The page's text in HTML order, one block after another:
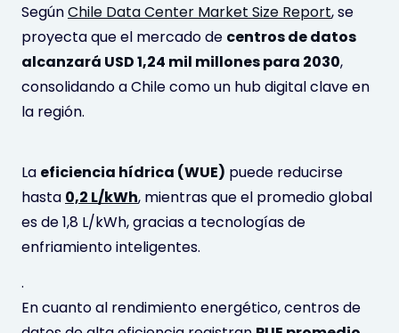
SegúnChile Data Center Market Size Report, se
proyecta que el mercado de centros de datos
alcanzará USD 1,24 mil millones para 2030,
consolidando a Chile como un hub digital clave en
la región.
La eficiencia hídrica (WUE) puede reducirse
hasta 0,2 L/kWh, mientras que el promedio global
es de 1,8 L/kWh, gracias a tecnologías de
enfriamiento inteligentes.
.
En cuanto al rendimiento energético, centros de